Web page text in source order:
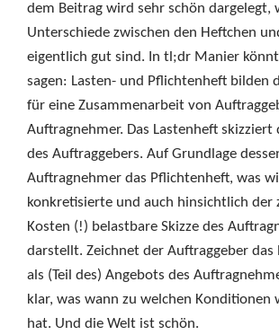
dem Beitrag wird sehr schön dargelegt,
Unterschiede zwischen den Heftchen
eigentlich gut sind. In tl;dr Manier
sagen: Lasten- und Pflichtenheft bilden
für eine Zusammenarbeit von
Auftragnehmer. Das Lastenheft skizziert
des Auftraggebers. Auf Grundlage
Auftragnehmer das Pflichtenheft, was
konkretisierte und auch hinsichtlich der
Kosten (!) belastbare Skizze des
darstellt. Zeichnet der Auftraggeber
als (Teil des) Angebots des
klar, was wann zu welchen Konditionen
hat. Und die Welt ist schön.